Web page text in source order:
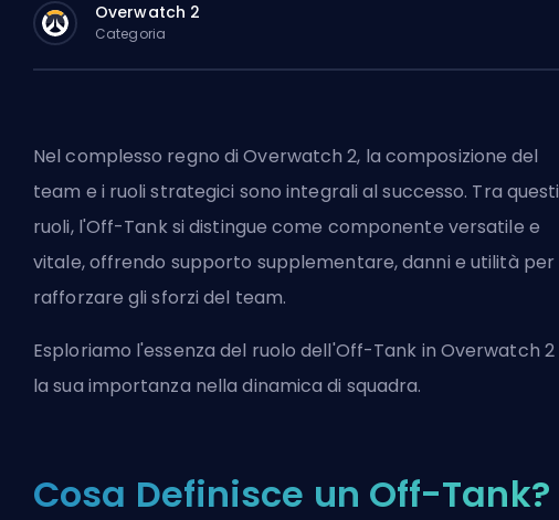
Overwatch 2
Categoria
Nel complesso regno di Overwatch 2, la composizione del
team e i ruoli strategici sono integrali al successo. Tra questi
ruoli, l'Off-Tank si distingue come componente versatile e
vitale, offrendo supporto supplementare, danni e utilità per
rafforzare gli sforzi del team.
Esploriamo l'essenza del ruolo dell'Off-Tank in Overwatch 2
la sua importanza nella dinamica di squadra.
Cosa Definisce un Off-Tank?